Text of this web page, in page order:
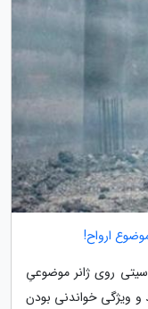
ارواح!
روی ژانر موضوعیِ
و ویژگی خواندنی بودن